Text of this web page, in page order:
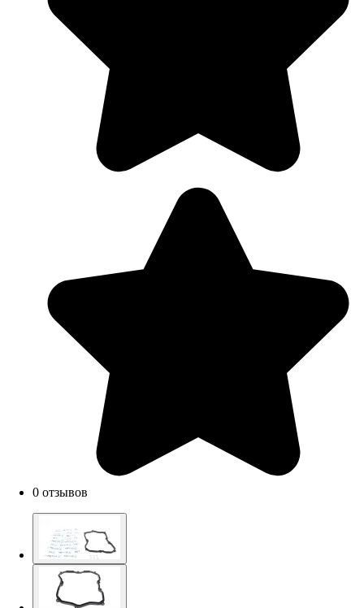
0 отзывов